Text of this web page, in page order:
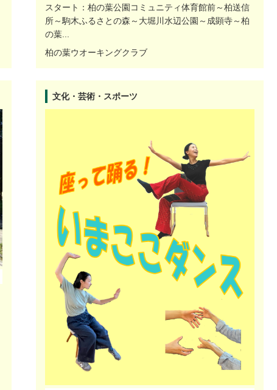
スタート：柏の葉公園コミュニティ体育館前～柏送信
所～駒木ふるさとの森～大堀川水辺公園～成顕寺～柏
の葉...
柏の葉ウオーキングクラブ
文化・芸術・スポーツ